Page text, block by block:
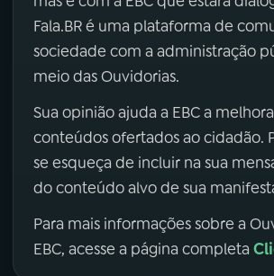
Fala.BR é uma plataforma de
sociedade com a administração
meio das Ouvidorias.
Sua opinião ajuda a EBC a
conteúdos ofertados ao cidadão.
se esqueça de incluir na sua
do conteúdo alvo de sua
Para mais informações sobre a
EBC, acesse a página completa